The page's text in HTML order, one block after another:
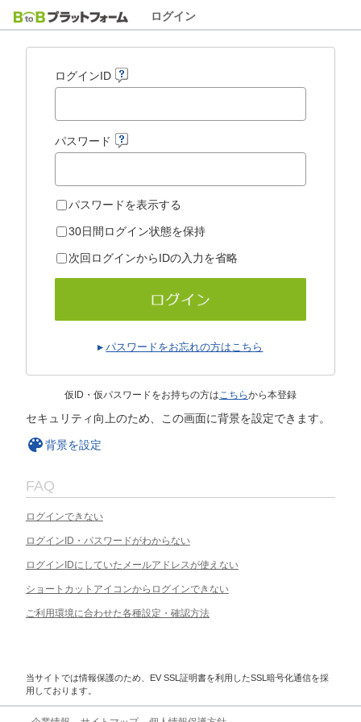
ログイン
ログインID
パスワード
パスワードを表示する
30日間ログイン状態を保持
次回ログインからIDの入力を省略
パスワードをお忘れの方はこちら
仮ID・仮パスワードをお持ちの方はこちらから本登録
セキュリティ向上のため、この画面に背景を設定できます。
背景を設定
FAQ
ログインできない
ログインID・パスワードがわからない
ログインIDにしていたメールアドレスが使えない
ショートカットアイコンからログインできない
ご利用環境に合わせた各種設定・確認方法
当サイトでは情報保護のため、EV SSL証明書を利用したSSL暗号化通信を採
用しております。